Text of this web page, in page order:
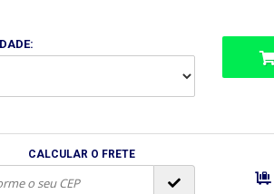
CALCULAR O FRETE